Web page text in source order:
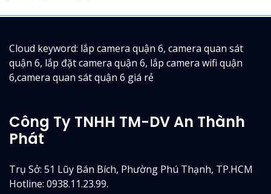
Cloud keyword: lắp camera quận 6, camera quan sát
quận 6, lắp đặt camera quận 6, lắp camera wifi quận
6,camera quan sát quận 6 giá rẻ
Công Ty TNHH TM-DV An Thành
Phát
Trụ Sở: 51 Lũy Bán Bích, Phường Phú Thạnh, TP.HCM
Hotline: 0938.11.23.99.